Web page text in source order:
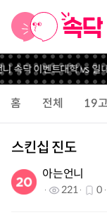
속닥 이벤트대학 vs 일
홈 전체 19
스킨십 진도
아는언니
221 0